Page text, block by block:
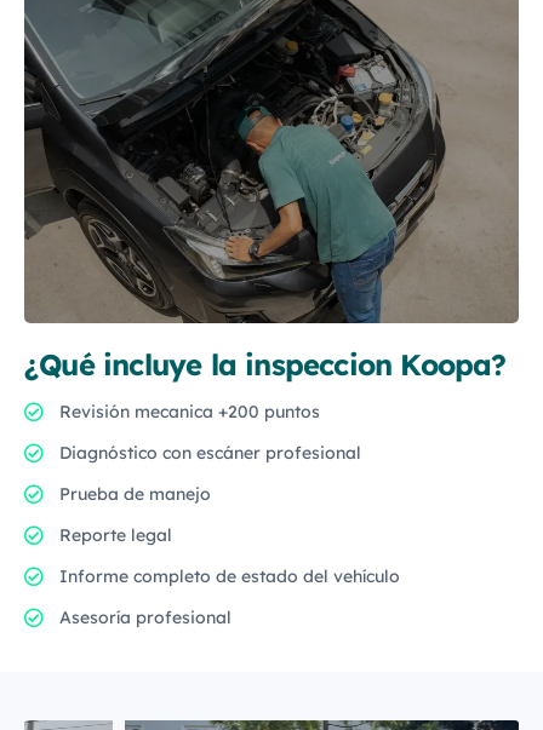
¿Qué incluye la inspeccion Koopa?
Revisión mecanica +200 puntos
Diagnóstico con escáner profesional
Prueba de manejo
Reporte legal
Informe completo de estado del vehículo
Asesoría profesional